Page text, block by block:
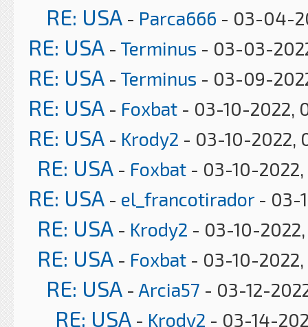
RE: USA - Parca666 - 03-04-
RE: USA - Terminus - 03-03-
RE: USA - Terminus - 03-09-
RE: USA - Foxbat - 03-10-2022,
RE: USA - Krody2 - 03-10-2022,
RE: USA - Foxbat - 03-10-2022,
RE: USA - el_francotirador- 03-
RE: USA - Krody2 - 03-10-
RE: USA - Foxbat - 03-10-2022,
RE: USA - Arcia57 - 03-12-
RE: USA - Krody2 - 03-14-